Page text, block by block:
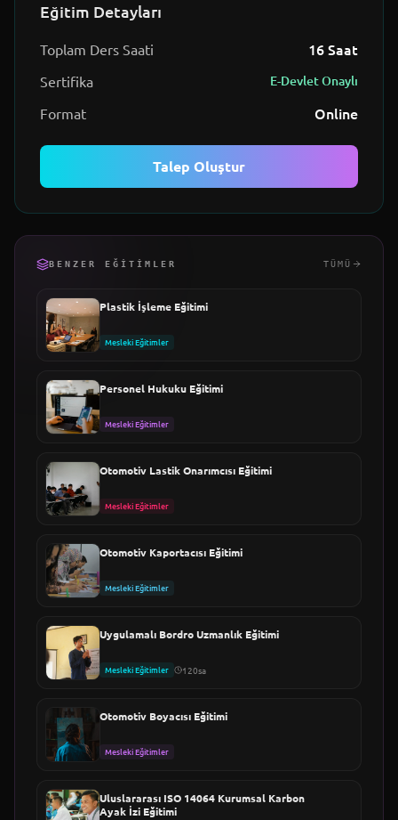
Eğitim Detayları
Toplam Ders Saati 16Saat
Sertifika E-Devlet Onaylı
Format Online
Talep Oluştur
BENZER EĞITIMLER TÜMÜ
Plastik İşleme Eğitimi
Mesleki Eğitimler
Personel Hukuku Eğitimi
Mesleki Eğitimler
Otomotiv Lastik Onarımcısı Eğitimi
Mesleki Eğitimler
Otomotiv Kaportacısı Eğitimi
Mesleki Eğitimler
Uygulamalı Bordro Uzmanlık Eğitimi
Mesleki Eğitimler 120sa
Otomotiv Boyacısı Eğitimi
Mesleki Eğitimler
Uluslararası ISO 14064 Kurumsal Karbon
Ayak İzi Eğitimi